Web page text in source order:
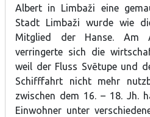
Albert in Limbaži eine
Stadt Limbaži wurde wie
Mitglied der Hanse. Am
verringerte sich die
weil der Fluss Svētupe und
Schifffahrt nicht mehr
zwischen dem 16. – 18. Jh.
Einwohner unter